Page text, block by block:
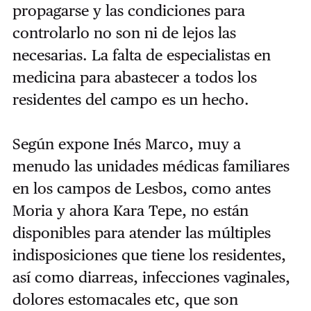
propagarse y las condiciones para
controlarlo no son ni de lejos las
necesarias. La falta de especialistas en
medicina para abastecer a todos los
residentes del campo es un hecho.
Según expone Inés Marco, muy a
menudo las unidades médicas familiares
en los campos de Lesbos, como antes
Moria y ahora Kara Tepe, no están
disponibles para atender las múltiples
indisposiciones que tiene los residentes,
así como diarreas, infecciones vaginales,
dolores estomacales etc, que son